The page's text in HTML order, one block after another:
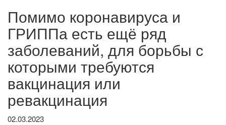
Помимо коронавируса и
ГРИППа есть ещё ряд
заболеваний, для борьбы с
которыми требуются
вакцинация или
ревакцинация
02.03.2023